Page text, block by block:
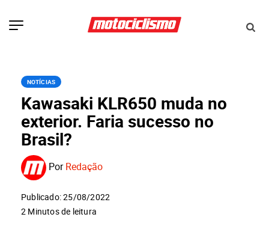
NOTÍCIAS
Kawasaki KLR650 muda no
exterior. Faria sucesso no
Brasil?
PorRedação
Publicado: 25/08/2022
2 Minutos de leitura